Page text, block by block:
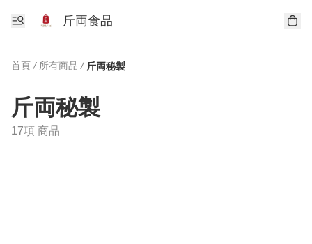
斤両食品
首頁 / 所有商品 / 斤両秘製
斤両秘製
17項 商品